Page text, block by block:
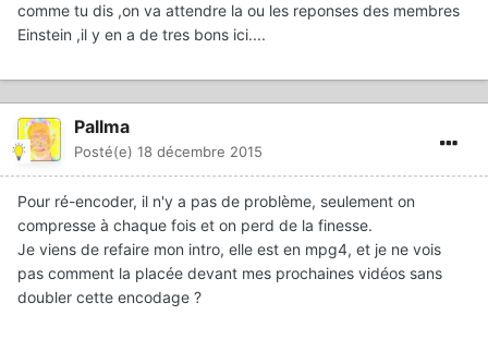
comme tu dis ,on va attendre la ou les reponses des membres
Einstein ,il y en a de tres bons ici....
Pallma
Posté(e) 18 décembre 2015
Pour ré-encoder, il n'y a pas de problème, seulement on
compresse à chaque fois et on perd de la finesse.
Je viens de refaire mon intro, elle est en mpg4, et je ne vois
pas comment la placée devant mes prochaines vidéos sans
doubler cette encodage ?